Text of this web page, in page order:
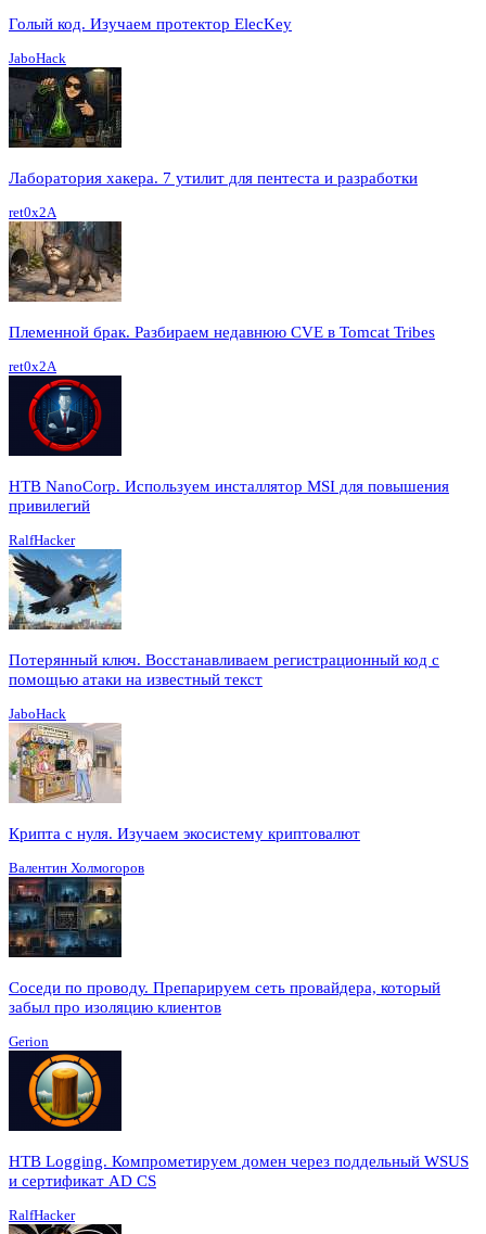
Голый код. Изучаем протектор ElecKey
JaboHack
Лаборатория хакера. 7 утилит для пентеста и разработки
ret0x2A
Племенной брак. Разбираем недавнюю CVE в Tomcat Tribes
ret0x2A
HTB NanoCorp. Используем инсталлятор MSI для повышения
привилегий
RalfHacker
Потерянный ключ. Восстанавливаем регистрационный код с
помощью атаки на известный текст
JaboHack
Крипта с нуля. Изучаем экосистему криптовалют
Валентин Холмогоров
Соседи по проводу. Препарируем сеть провайдера, который
забыл про изоляцию клиентов
Gerion
HTB Logging. Компрометируем домен через поддельный WSUS
и сертификат AD CS
RalfHacker